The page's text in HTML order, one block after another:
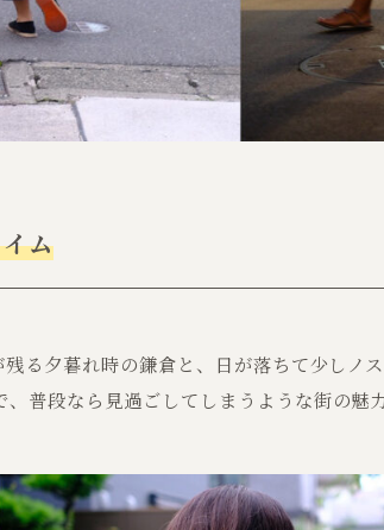
ム
る夕暮れ時の鎌倉と、日が落ちて少しノ
普段なら見過ごしてしまうような街の魅